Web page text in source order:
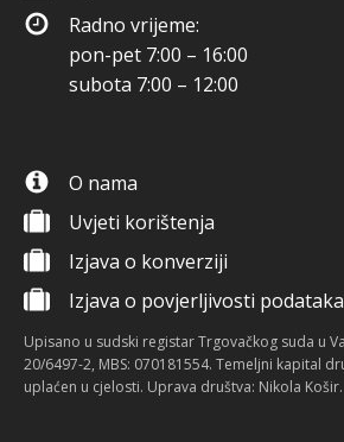
Radno vrijeme:
pon-pet 7:00 – 16:00
subota 7:00 – 12:00
O nama
Uvjeti korištenja
Izjava o konverziji
Izjava o povjerljivosti podataka
Upisano u sudski registar Trgovačkog suda u
20/6497-2, MBS: 070181554. Temeljni kapital
uplaćen u cjelosti. Uprava društva: Nikola Košir.